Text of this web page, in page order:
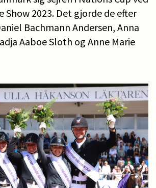
Show 2023. Det gjorde de efter
Bachmann Andersen, Anna
Aaboe Sloth og Anne Marie